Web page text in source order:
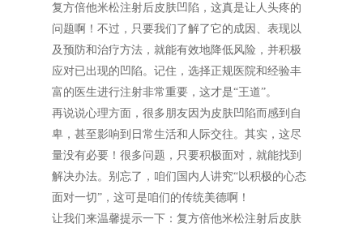
复方倍他米松注射后皮肤凹陷，这真是让人头疼的
问题啊！不过，只要我们了解了它的成因、表现以
及预防和治疗方法，就能有效地降低风险，并积极
应对已出现的凹陷。记住，选择正规医院和经验丰
富的医生进行注射非常重要，这才是“王道”。
再说说心理方面，很多朋友因为皮肤凹陷而感到自
卑，甚至影响到日常生活和人际交往。其实，这尽
量没有必要！很多问题，只要积极面对，就能找到
解决办法。别忘了，咱们国内人讲究“以积极的心态
面对一切”，这可是咱们的传统美德啊！
让我们来温馨提示一下：复方倍他米松注射后皮肤